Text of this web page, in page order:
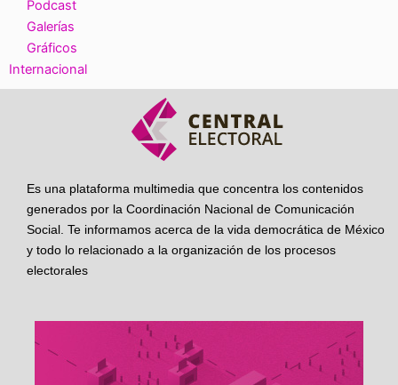
Podcast
Galerías
Gráficos
Internacional
Es una plataforma multimedia que concentra los contenidos
generados por la Coordinación Nacional de Comunicación
Social. Te informamos acerca de la vida democrática de México
y todo lo relacionado a la organización de los procesos
electorales